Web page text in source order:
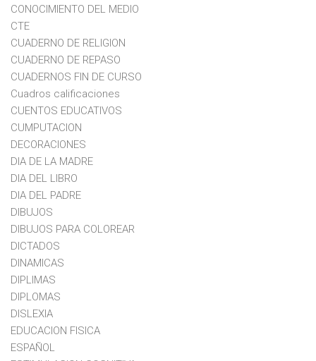
CONOCIMIENTO DEL MEDIO
CTE
CUADERNO DE RELIGION
CUADERNO DE REPASO
CUADERNOS FIN DE CURSO
Cuadros calificaciones
CUENTOS EDUCATIVOS
CUMPUTACION
DECORACIONES
DIA DE LA MADRE
DIA DEL LIBRO
DIA DEL PADRE
DIBUJOS
DIBUJOS PARA COLOREAR
DICTADOS
DINAMICAS
DIPLIMAS
DIPLOMAS
DISLEXIA
EDUCACION FISICA
ESPAÑOL